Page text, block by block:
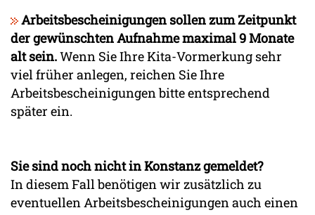
Arbeitsbescheinigungen sollen zum Zeitpunkt
der gewünschten Aufnahme maximal 9 Monate
alt sein.Wenn Sie Ihre Kita-Vormerkung sehr
viel früher anlegen, reichen Sie Ihre
Arbeitsbescheinigungen bitte entsprechend
später ein.
Sie sind noch nicht in Konstanz gemeldet?
In diesem Fall benötigen wir zusätzlich zu
eventuellen Arbeitsbescheinigungen auch einen